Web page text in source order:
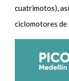
cuatrimotos),
ciclomotores de